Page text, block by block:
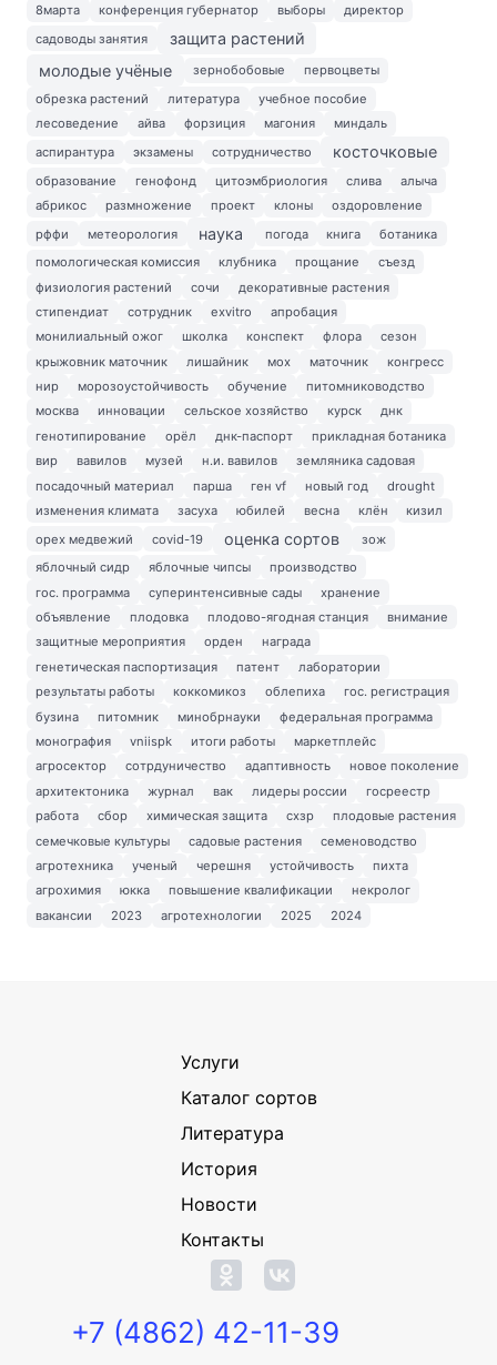
8марта
конференция губернатор выборы
директор
садоводы занятия
защита растений
молодые учёные
зернобобовые
первоцветы
обрезка растений
литература
учебное пособие
лесоведение
айва форзиция магония
миндаль
аспирантура
экзамены сотрудничество косточковые
образование генофонд цитоэмбриология слива
алыча
абрикос
размножение проект клоны
оздоровление
рффи
метеорология наука погода книга
ботаника
помологическая комиссия
клубника прощание
съезд
физиология растений
сочи
декоративные растения
стипендиат
сотрудник exvitro
апробация
монилиальный ожог
школка конспект флора
сезон
крыжовник маточник
лишайник мох маточник
конгресс
нир
морозоустойчивость обучение
питомниководство
москва
инновации сельское хозяйство курск
днк
генотипирование
орёл днк-паспорт
прикладная ботаника
вир
вавилов музей н.и. вавилов
земляника садовая
посадочный материал
парша ген vf новый год
drought
изменения климата
засуха юбилей весна клён
кизил
орех медвежий
covid-19 оценка сортов
зож
яблочный сидр
яблочные чипсы
производство
гос. программа
суперинтенсивные сады
хранение
объявление
плодовка плодово-ягодная станция
внимание
защитные мероприятия
орден
награда
генетическая паспортизация
патент
лаборатории
результаты работы
коккомикоз облепиха
гос. регистрация
бузина
питомник минобрнауки
федеральная программа
монография
vniispk итоги работы
маркетплейс
агросектор
сотрдуничество адаптивность
новое поколение
архитектоника
журнал вак лидеры россии
госреестр
работа
сбор химическая защита схзр
плодовые растения
семечковые культуры
садовые растения
семеноводство
агротехника
ученый черешня устойчивость
пихта
агрохимия
юкка повышение квалификации
некролог
вакансии
2023 агротехнологии 2025 2024
Услуги
Каталог сортов
Литература
История
Новости
Контакты
+7 (4862) 42-11-39